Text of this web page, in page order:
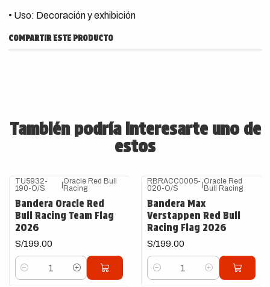
• Uso: Decoración y exhibición
COMPARTIR ESTE PRODUCTO
También podría interesarte uno de
estos
TU5932-
190-O/S
|Oracle Red Bull
Racing
Bandera Oracle Red
Bull Racing Team Flag
2026
S/199.00
Cantidad
RBRACC0005-
020-O/S
|Oracle Red
Bull Racing
Bandera Max
Verstappen Red Bull
Racing Flag 2026
S/199.00
Cantidad